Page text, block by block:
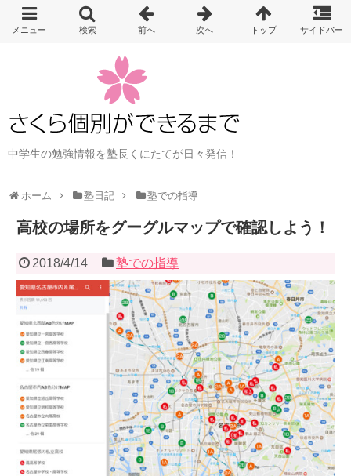
中学生の勉強情報を塾長くにたてが日々発信！
ホーム 塾日記 塾での指導
高校の場所をグーグルマップで確認しよう！
2018/4/14 塾での指導